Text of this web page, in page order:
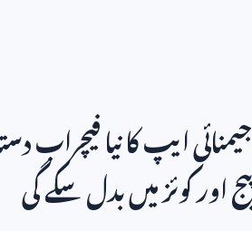
جیمنائی ایپ کا نیا
پیج اور کوئز میں بدل سکے گی